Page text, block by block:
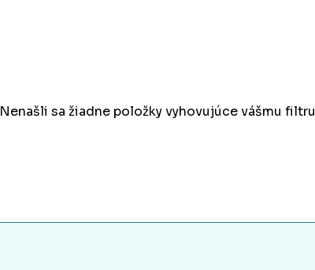
Nenašli sa žiadne položky vyhovujúce vášmu filtru